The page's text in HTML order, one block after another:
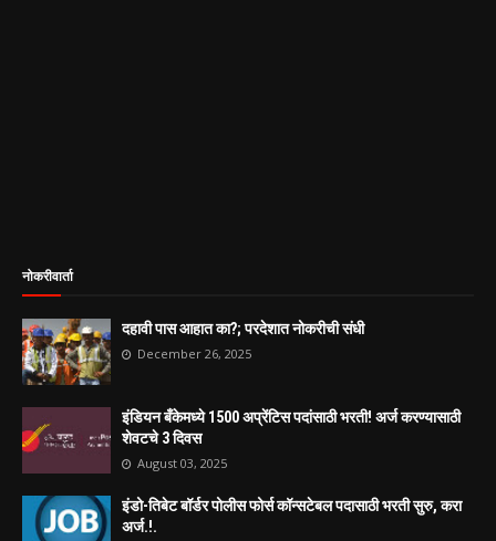
नोकरीवार्ता
दहावी पास आहात का?; परदेशात नोकरीची संधी
December 26, 2025
इंडियन बँकेमध्ये 1500 अप्रेंटिस पदांसाठी भरती! अर्ज करण्यासाठी
शेवटचे 3 दिवस
August 03, 2025
इंडो-तिबेट बॉर्डर पोलीस फोर्स कॉन्सटेबल पदासाठी भरती सुरु, करा
अर्ज.!.